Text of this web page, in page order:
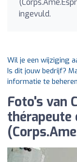
ingevuld.
Wil je een wijziging
Is dit jouw bedrijf?
informatie te beheren
Foto's van
thérapeute